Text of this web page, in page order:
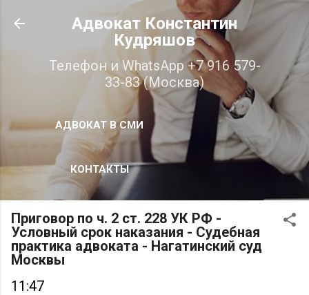
К основному контенту
Адвокат Константин
Кудряшов
Телефон и WhatsApp +7 916 579-
33-83 (Москва)
АДВОКАТ В СМИ
КОНТАКТЫ
Приговор по ч. 2 ст. 228 УК РФ -
Условный срок наказания - Судебная
практика адвоката - Нагатинский суд
Москвы
11:47